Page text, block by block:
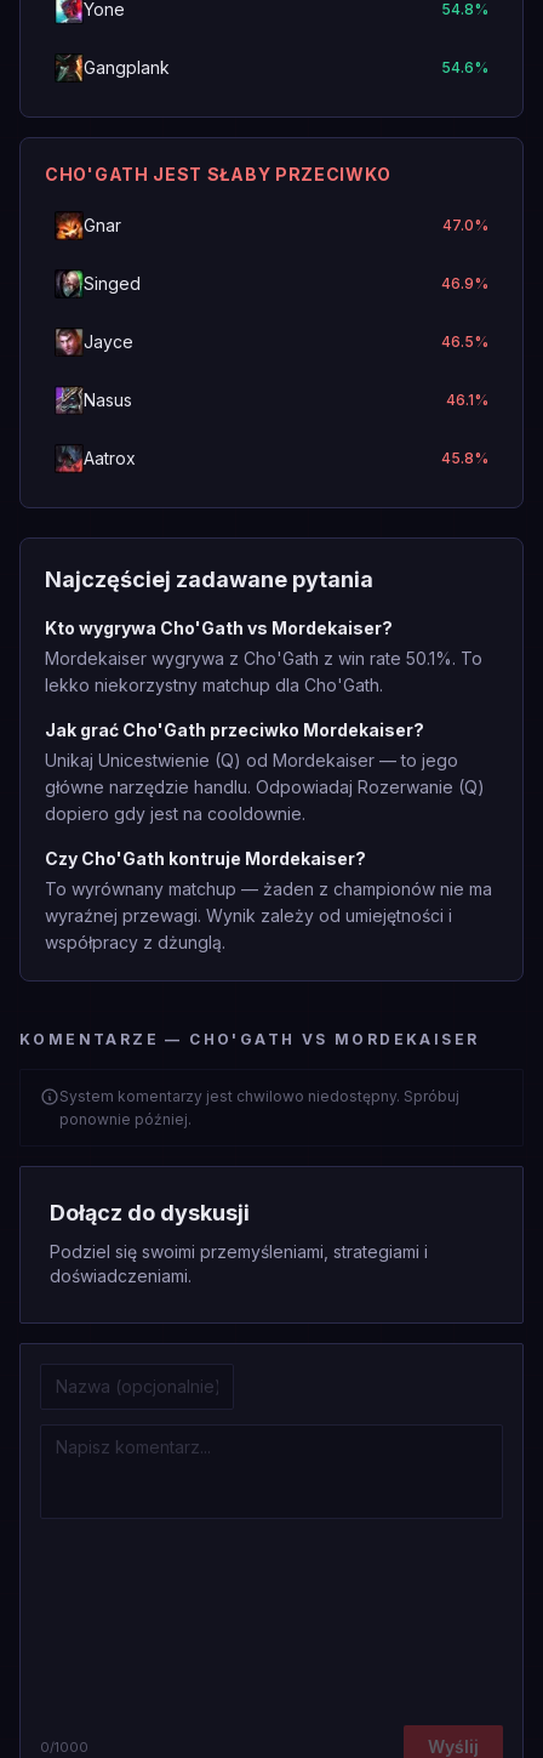
Yone 54.8%
Gangplank 54.6%
CHO'GATH JEST SŁABY PRZECIWKO
Gnar 47.0%
Singed 46.9%
Jayce 46.5%
Nasus 46.1%
Aatrox 45.8%
Najczęściej zadawane pytania
Kto wygrywa Cho'Gath vs Mordekaiser?
Mordekaiser wygrywa z Cho'Gath z win rate 50.1%. To
lekko niekorzystny matchup dla Cho'Gath.
Jak grać Cho'Gath przeciwko Mordekaiser?
Unikaj Unicestwienie (Q) od Mordekaiser — to jego
główne narzędzie handlu. Odpowiadaj Rozerwanie (Q)
dopiero gdy jest na cooldownie.
Czy Cho'Gath kontruje Mordekaiser?
To wyrównany matchup — żaden z championów nie ma
wyraźnej przewagi. Wynik zależy od umiejętności i
współpracy z dżunglą.
KOMENTARZE — CHO'GATH VS MORDEKAISER
System komentarzy jest chwilowo niedostępny. Spróbuj
ponownie później.
Dołącz do dyskusji
Podziel się swoimi przemyśleniami, strategiami i
doświadczeniami.
0/1000 Wyślij